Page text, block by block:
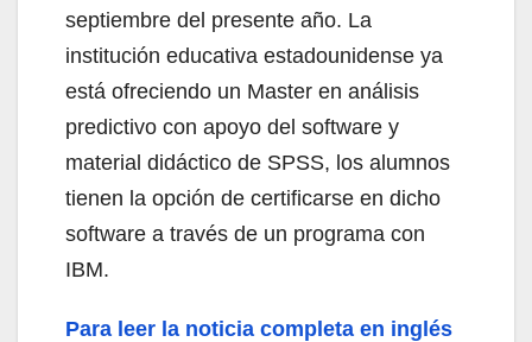
septiembre del presente año. La
institución educativa estadounidense ya
está ofreciendo un Master en análisis
predictivo con apoyo del software y
material didáctico de SPSS, los alumnos
tienen la opción de certificarse en dicho
software a través de un programa con
IBM.
Para leer la noticia completa en inglés